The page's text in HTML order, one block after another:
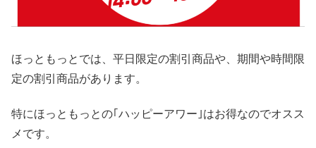
ほっともっとでは、平日限定の割引商品や、期間や時間限
定の割引商品があります。
特にほっともっとの｢ハッピーアワー｣はお得なのでオスス
メです。